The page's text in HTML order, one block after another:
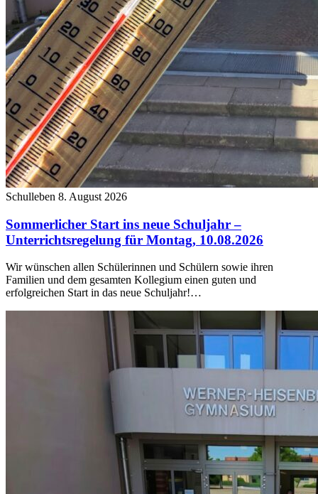
Schulleben 8. August 2026
Sommerlicher Start ins neue Schuljahr –
Unterrichtsregelung für Montag, 10.08.2026
Wir wünschen allen Schülerinnen und Schülern sowie ihren
Familien und dem gesamten Kollegium einen guten und
erfolgreichen Start in das neue Schuljahr!…